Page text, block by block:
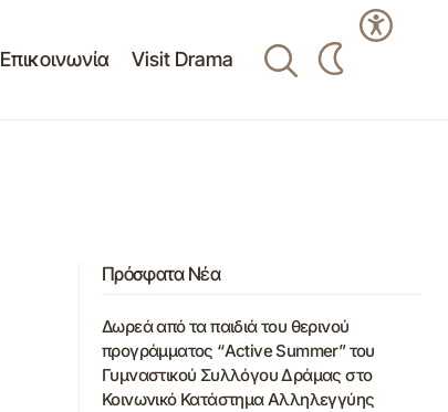
Επικοινωνία Visit Drama
Πρόσφατα Νέα
Δωρεά από τα παιδιά του θερινού
προγράμματος “Active Summer” του
Γυμναστικού Συλλόγου Δράμας στο
Κοινωνικό Κατάστημα Αλληλεγγύης